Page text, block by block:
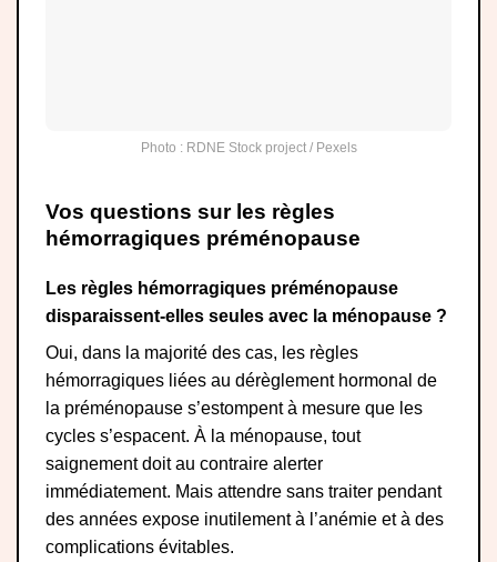
Photo : RDNE Stock project / Pexels
Vos questions sur les règles
hémorragiques préménopause
Les règles hémorragiques préménopause
disparaissent-elles seules avec la ménopause ?
Oui, dans la majorité des cas, les règles
hémorragiques liées au dérèglement hormonal de
la préménopause s’estompent à mesure que les
cycles s’espacent. À la ménopause, tout
saignement doit au contraire alerter
immédiatement. Mais attendre sans traiter pendant
des années expose inutilement à l’anémie et à des
complications évitables.